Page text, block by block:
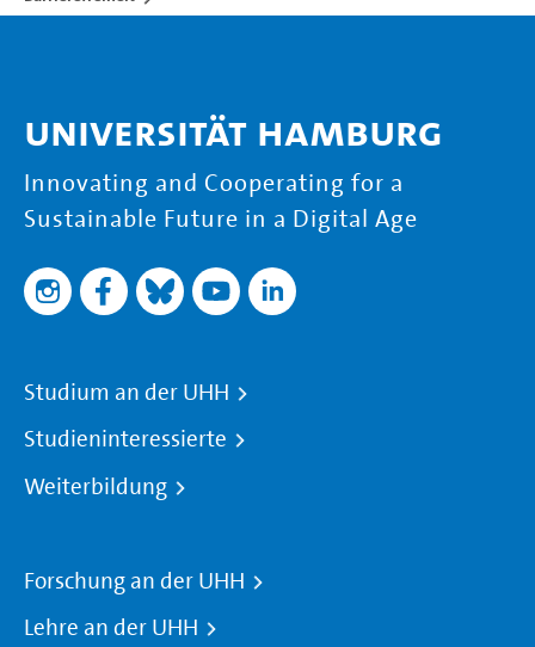
Universität Hamburg
Innovating and Cooperating for a
Sustainable Future in a Digital Age
Studium an der UHH
Studieninteressierte
Weiterbildung
Forschung an der UHH
Lehre an der UHH